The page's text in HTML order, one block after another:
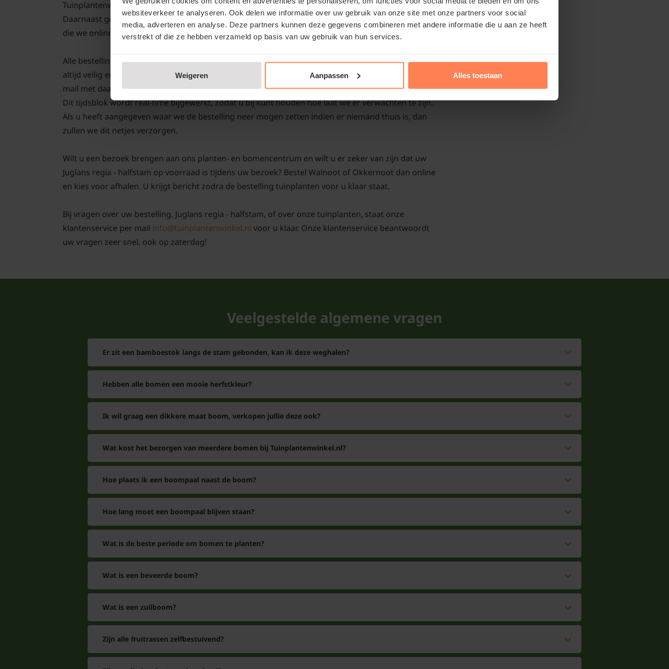
websiteverkeer te analyseren. Ook delen we informatie over uw gebruik van onze site met onze partners voor social
media, adverteren en analyse. Deze partners kunnen deze gegevens combineren met andere informatie die u aan ze heeft
verstrekt of die ze hebben verzameld op basis van uw gebruik van hun services.
Weigeren Aanpassen Alles toestaan
kan omdat we al onze bomen in pot leveren. Aanplanten in de
herfst, winter, lente én zomer is dus altijd mogelijk, met
aangroeigarantie!
Tuinplantenwinkel.nl verkopen we altijd A-kwaliteit planten en bomen van de allerbeste kwekers.
Daarnaast geven we aangroei garantie op uw Walnoot of Okkernoot en alle andere tuinplanten
die we online aanbieden.
Alle bestellingen bezorgen we met onze eigen bezorgdienst. Uw Juglans regia - halfstam is daarom
altijd veilig en met zorg onderweg. Zodra de tuinplanten onderweg zijn naar uw adres, krijgt u een
mail met daarin een track and trace code met tijdsblok van aankomst op het aangegeven adres.
Dit tijdsblok wordt real-time bijgewerkt, zodat u bij kunt houden hoe laat we er verwachten te zijn.
Als u heeft aangegeven waar we de bestelling neer mogen zetten indien er niemand thuis is, dan
zullen we dit netjes verzorgen.
Wilt u een bezoek brengen aan ons planten- en bomencentrum en wilt u er zeker van zijn dat uw
Juglans regia - halfstam op voorraad is tijdens uw bezoek? Bestel Walnoot of Okkernoot dan online
en kies voor afhalen. U krijgt bericht zodra de bestelling tuinplanten voor u klaar staat.
Bij vragen over uw bestelling, Juglans regia - halfstam, of over onze tuinplanten, staat onze
klantenservice per mail info@tuinplantenwinkel.nl voor u klaar. Onze klantenservice beantwoordt
uw vragen zeer snel, ook op zaterdag!
Veelgestelde algemene vragen
Er zit een bamboestok langs de stam gebonden, kan ik deze weghalen?
Hebben alle bomen een mooie herfstkleur?
Ik wil graag een dikkere maat boom, verkopen jullie deze ook?
Wat kost het bezorgen van meerdere bomen bij Tuinplantenwinkel.nl?
Hoe plaats ik een boompaal naast de boom?
Hoe lang moet een boompaal blijven staan?
Wat is de beste periode om bomen te planten?
Wat is een beveerde boom?
Wat is een zuilboom?
Zijn alle fruitrassen zelfbestuivend?